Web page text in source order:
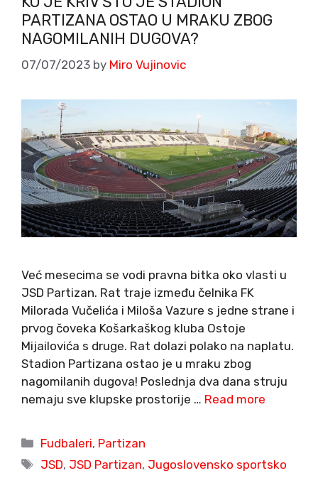
PARTIZANA OSTAO U MRAKU ZBOG
NAGOMILANIH DUGOVA?
07/07/2023 by Miro Vujinovic
Već mesecima se vodi pravna bitka oko vlasti u
JSD Partizan. Rat traje između čelnika FK
Milorada Vučelića i Miloša Vazure s jedne strane i
prvog čoveka Košarkaškog kluba Ostoje
Mijailovića s druge. Rat dolazi polako na naplatu.
Stadion Partizana ostao je u mraku zbog
nagomilanih dugova! Poslednja dva dana struju
nemaju sve klupske prostorije … Read more
Categories
Fudbaleri, Partizan
Tags
JSD, JSD Partizan, Jugoslovensko sportsko